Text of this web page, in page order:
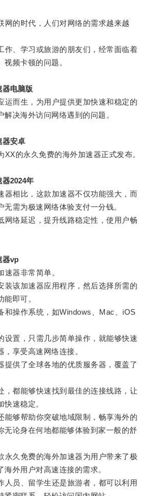
的时代，人们对网络的需求越来越
、学习或旅游的朋友们，经常面临着
频卡顿的问题。
器电脑版
而生，为用户提供更加快速和稳定的
解决海外访问网络遇到的问题。
器安卓
的永久免费的海外加速器正式发布。
器2024年
相比，这款加速器不仅功能强大，而
无需为极速网络体验支付一分钱。
络延迟，提升线路稳定性，使用户畅
器vp
器非常简单。
该加速器应用程序，然后选择所需的
能即可。
操作系统，如Windows、Mac、iOS
置，只需几步简单操作，就能够快速
享受高速网络连接。
供了全球各地的优质服务器，覆盖了
都能够快速找到最佳的连接线路，让
速稳定。
够帮助你突破地域限制，畅享海外的
无论身在何地都能够体验到家一般的舒
久免费的海外加速器为用户带来了极
海外用户对高速连接的需求。
员、留学生还是旅游者，都可以利用